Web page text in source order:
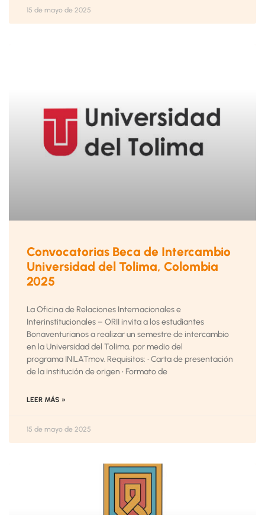
15 de mayo de 2025
Convocatorias Beca de Intercambio
Universidad del Tolima, Colombia
2025
La Oficina de Relaciones Internacionales e
Interinstitucionales – ORII invita a los estudiantes
Bonaventurianos a realizar un semestre de intercambio
en la Universidad del Tolima, por medio del
programa INILATmov. Requisitos: • Carta de presentación
de la institución de origen • Formato de
LEER MÁS »
15 de mayo de 2025